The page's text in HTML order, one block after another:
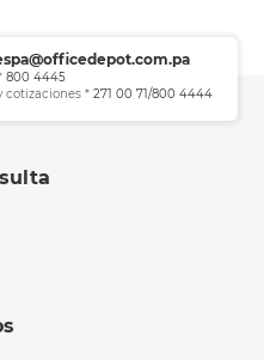
800 4445
cotizaciones * 271 00 71/800 4444